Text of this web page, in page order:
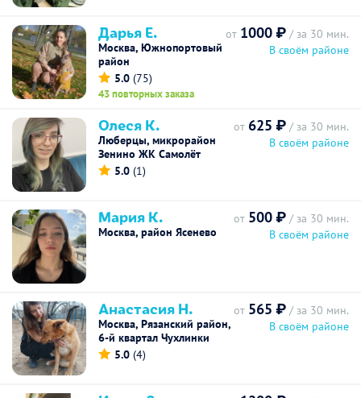
Дарья Е.
Москва, Южнопортовый
район
5.0 (75)
43 повторных заказа
от 1000 ₽ / за 30 мин.
В своём районе
Олеся К.
Люберцы, микрорайон
Зенино ЖК Самолёт
5.0 (1)
от 625 ₽ / за 30 мин.
В своём районе
Мария К.
Москва, район Ясенево
от 500 ₽ / за 30 мин.
В своём районе
Анастасия Н.
Москва, Рязанский район,
6-й квартал Чухлинки
5.0 (4)
от 565 ₽ / за 30 мин.
В своём районе